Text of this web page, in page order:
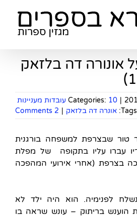
על אונורה דה בלזאק
|
Categories: 10 עובדות מעניינות
Tags: אונרה דה בלזאק |
2 Comments
טור שבצרפת למשפחה בורגנית
עברו עליו בתקופה של מפלת
בצרפת (אחרי אירועי המהפכה
נשלח לפנימיה. הוא היה ילד לא
הוענש בריתוק – עונש שראה בו